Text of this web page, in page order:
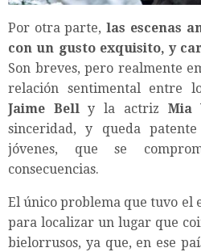
Por otra parte,las escenas
con un gusto exquisito, y
Son breves, pero realmente
relación sentimental entre
Jaime Belly la actriz Mia
sinceridad, y queda
jóvenes, que se
consecuencias.
El único problema que tuvo el
para localizar un lugar que
bielorrusos, ya que, en ese